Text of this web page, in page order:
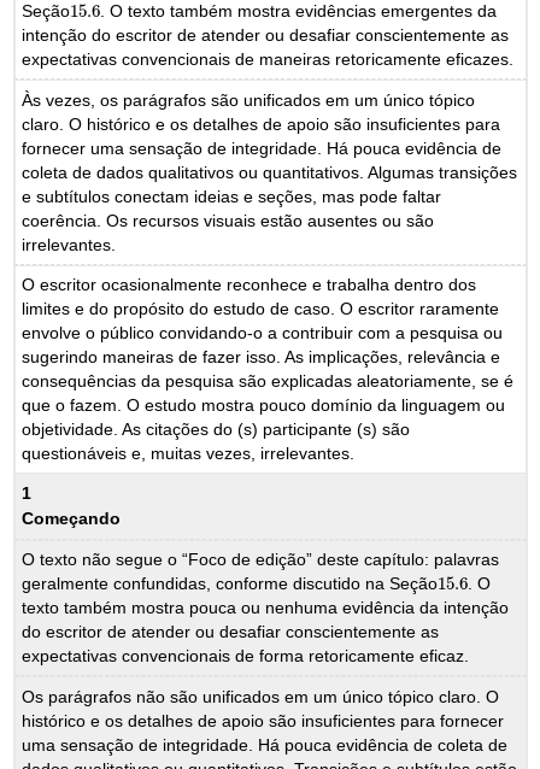
Seção15.6
15.6. O texto também mostra evidências emergentes da
intenção do escritor de atender ou desafiar conscientemente as
expectativas convencionais de maneiras retoricamente eficazes.
Às vezes, os parágrafos são unificados em um único tópico
claro. O histórico e os detalhes de apoio são insuficientes para
fornecer uma sensação de integridade. Há pouca evidência de
coleta de dados qualitativos ou quantitativos. Algumas transições
e subtítulos conectam ideias e seções, mas pode faltar
coerência. Os recursos visuais estão ausentes ou são
irrelevantes.
O escritor ocasionalmente reconhece e trabalha dentro dos
limites e do propósito do estudo de caso. O escritor raramente
envolve o público convidando-o a contribuir com a pesquisa ou
sugerindo maneiras de fazer isso. As implicações, relevância e
consequências da pesquisa são explicadas aleatoriamente, se é
que o fazem. O estudo mostra pouco domínio da linguagem ou
objetividade. As citações do (s) participante (s) são
questionáveis e, muitas vezes, irrelevantes.
1
Começando
O texto não segue o “Foco de edição” deste capítulo: palavras
geralmente confundidas, conforme discutido na Seção15.6
15.6. O
texto também mostra pouca ou nenhuma evidência da intenção
do escritor de atender ou desafiar conscientemente as
expectativas convencionais de forma retoricamente eficaz.
Os parágrafos não são unificados em um único tópico claro. O
histórico e os detalhes de apoio são insuficientes para fornecer
uma sensação de integridade. Há pouca evidência de coleta de